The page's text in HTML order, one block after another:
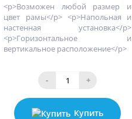
<p>Возможен любой размер и
цвет рамы</p> <p>Напольная и
настенная установка</p>
<p>Горизонтальное и
вертикальное расположение</p>
- +
Купить